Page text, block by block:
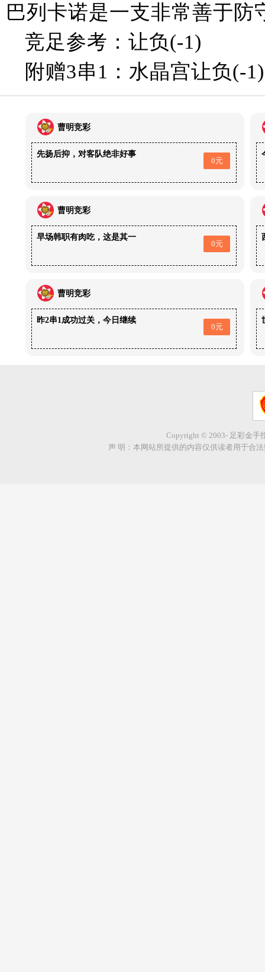
巴列卡诺是一支非常善于防
竞足参考：让负(-1)
附赠3串1：水晶宫让负(-
曹明竞彩
先扬后抑，对客队绝非好事
0元
曹明竞彩
早场韩职有肉吃，这是其一
0元
曹明竞彩
昨2串1成功过关，今日继续
0元
Copyright © 2003- 足彩金手
声 明：本网站所提供的内容仅供读者用于合